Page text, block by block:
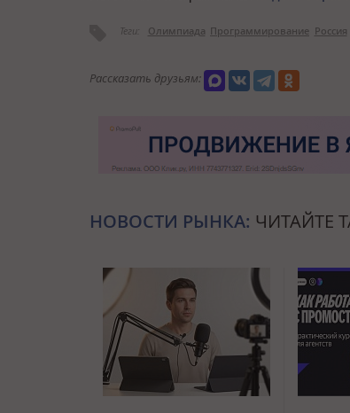
Теги: Олимпиада Программирование Россия
Рассказать друзьям:
НОВОСТИ РЫНКА: ЧИТАЙТЕ